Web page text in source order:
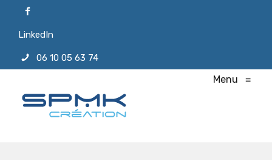
LinkedIn
06 10 05 63 74
Menu ≡